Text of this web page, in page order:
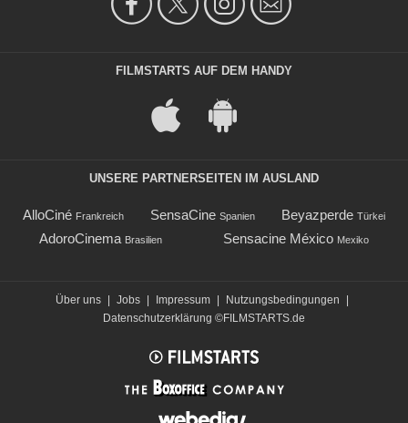
FILMSTARTS AUF DEM HANDY
UNSERE PARTNERSEITEN IM AUSLAND
AlloCiné Frankreich SensaCine Spanien Beyazperde Türkei
AdoroCinema Brasilien Sensacine México Mexiko
Über uns Jobs Impressum Nutzungsbedingungen
Datenschutzerklärung ©FILMSTARTS.de